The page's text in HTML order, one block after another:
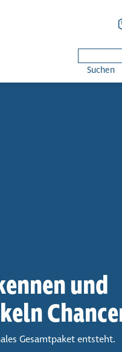
Suchen
Das sind Wir
und
Gesamtpaket entsteht.